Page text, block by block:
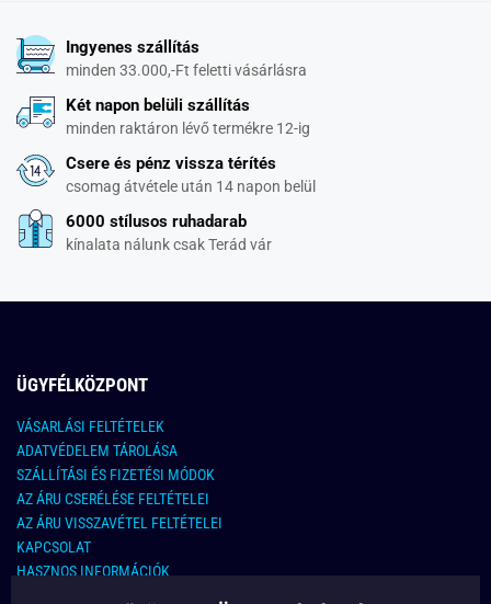
Ingyenes szállítás
minden 33.000,-Ft feletti vásárlásra
Két napon belüli szállítás
minden raktáron lévő termékre 12-ig
Csere és pénz vissza térítés
csomag átvétele után 14 napon belül
6000 stílusos ruhadarab
kínalata nálunk csak Terád vár
ÜGYFÉLKÖZPONT
VÁSARLÁSI FELTÉTELEK
ADATVÉDELEM TÁROLÁSA
SZÁLLÍTÁSI ÉS FIZETÉSI MÓDOK
AZ ÁRU CSERÉLÉSE FELTÉTELEI
AZ ÁRU VISSZAVÉTEL FELTÉTELEI
KAPCSOLAT
HASZNOS INFORMÁCIÓK